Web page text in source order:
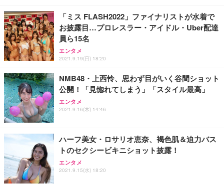
「ミス FLASH2022」ファイナリストが水着で
お披露目…プロレスラー・アイドル・Uber配達
員ら15名
エンタメ
2021.9.19(日) 18:20
NMB48・上西怜、思わず目がいく谷間ショット
公開！「見惚れてしまう」「スタイル最高」
エンタメ
2021.9.16(木) 14:46
ハーフ美女・ロサリオ恵奈、褐色肌＆迫力バス
トのセクシービキニショット披露！
エンタメ
2021.9.15(水) 18:20